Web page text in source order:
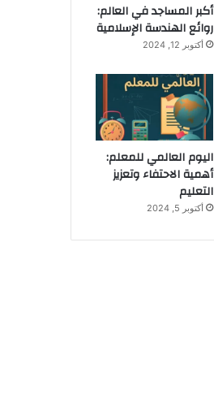
أكبر المساجد في العالم:
روائع الهندسة الإسلامية
أكتوبر 12, 2024
اليوم العالمي للمعلم:
أهمية الاحتفاء وتعزيز
التعليم
أكتوبر 5, 2024